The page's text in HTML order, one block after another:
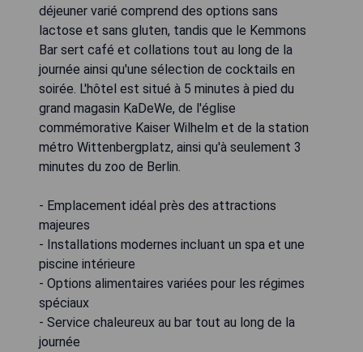
déjeuner varié comprend des options sans
lactose et sans gluten, tandis que le Kemmons
Bar sert café et collations tout au long de la
journée ainsi qu'une sélection de cocktails en
soirée. L'hôtel est situé à 5 minutes à pied du
grand magasin KaDeWe, de l'église
commémorative Kaiser Wilhelm et de la station
métro Wittenbergplatz, ainsi qu'à seulement 3
minutes du zoo de Berlin.
- Emplacement idéal près des attractions
majeures
- Installations modernes incluant un spa et une
piscine intérieure
- Options alimentaires variées pour les régimes
spéciaux
- Service chaleureux au bar tout au long de la
journée